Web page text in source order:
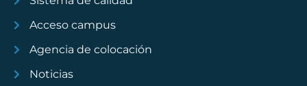
Acceso campus
Agencia de colocación
Noticias